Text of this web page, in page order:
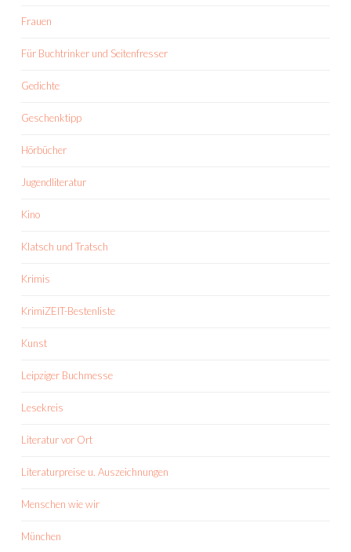
Frauen
Für Buchtrinker und Seitenfresser
Gedichte
Geschenktipp
Hörbücher
Jugendliteratur
Kino
Klatsch und Tratsch
Krimis
KrimiZEIT-Bestenliste
Kunst
Leipziger Buchmesse
Lesekreis
Literatur vor Ort
Literaturpreise u. Auszeichnungen
Menschen wie wir
München